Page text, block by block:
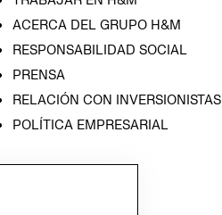
ACERCA DEL GRUPO H&M
RESPONSABILIDAD SOCIAL
PRENSA
RELACIÓN CON INVERSIONISTAS
POLÍTICA EMPRESARIAL